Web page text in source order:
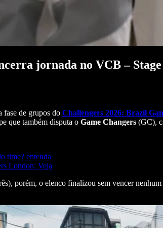
jornada no VCB – Stage
fase de grupos do Challengers 2026: Brazil
que também disputa o Game Changers (GC),
time? entenda
London; Veja
porém, o elenco finalizou sem vencer